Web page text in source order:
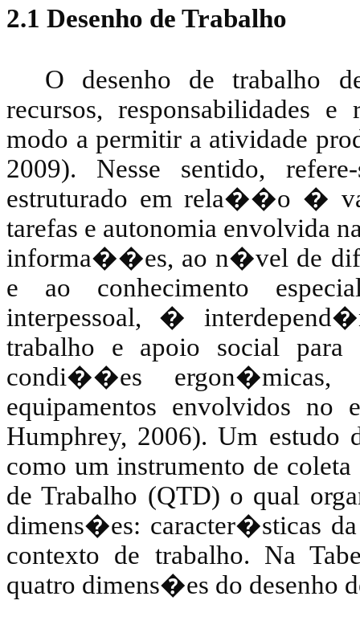
2.1 Desenho de Trabalho
O desenho de trabalho
recursos, responsabilidades
modo a permitir a atividade
2009). Nesse sentido,
estruturado em rela��o �
tarefas e autonomia envolvida
informa��es, ao n�vel de
e ao conhecimento
interpessoal, �
trabalho e apoio social
condi��es
equipamentos envolvidos
Humphrey, 2006). Um estudo
como um instrumento de
de Trabalho (QTD) o qual
dimens�es: caracter�sticas
contexto de trabalho. Na
quatro dimens�es do desenho